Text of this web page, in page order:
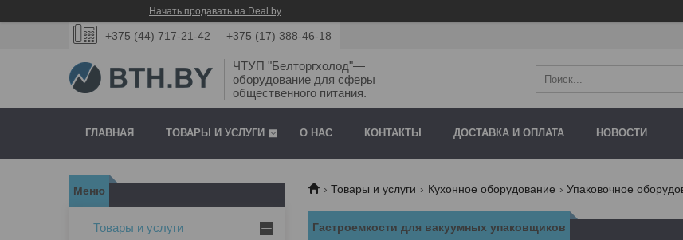
Начать продавать на Deal.by
+375 (44) 717-21-42 +375 (17) 388-46-18
ЧТУП "Белторгхолод"—
оборудование для сферы
общественного питания.
ГЛАВНАЯ ТОВАРЫ И УСЛУГИ О НАС КОНТАКТЫ ДОСТАВКА И ОПЛАТА НОВОСТИ
Товары и услуги Кухонное оборудование Упаковочное
Гастроемкости для вакуумных упаковщиков
Товары и услуги